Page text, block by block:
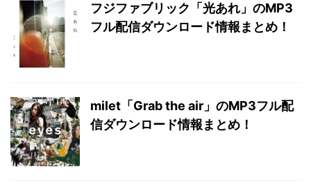
フジファブリック「光あれ」のMP3
フル配信ダウンロード情報まとめ！
milet「Grab the air」のMP3フル配
信ダウンロード情報まとめ！